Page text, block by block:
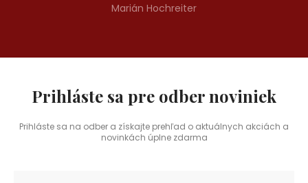
Marián Hochreiter
Prihláste sa pre odber noviniek
Prihláste sa na odber a získajte prehľad o aktuálnych akciách a
novinkách úplne zdarma